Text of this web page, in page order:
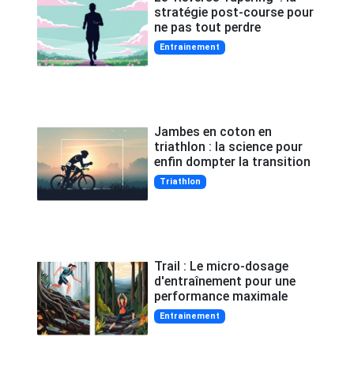
stratégie post-course pour
ne pas tout perdre
Entrainement
Jambes en coton en
triathlon : la science pour
enfin dompter la transition
Triathlon
Trail : Le micro-dosage
d'entraînement pour une
performance maximale
Entrainement